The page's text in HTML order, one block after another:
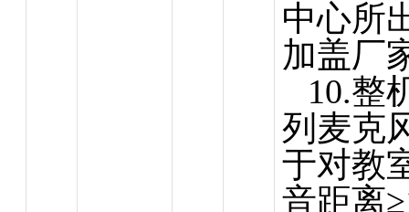
中心所
加盖厂
10.整
列麦克
于对教
音距离